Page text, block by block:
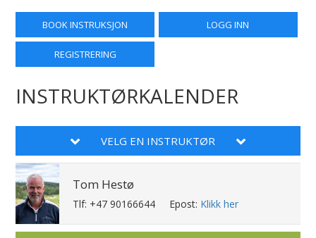
BOOK INSTRUKSJON LOGG INN
REGISTRERING
INSTRUKTØRKALENDER
VELG EN INSTRUKTØR
Tom Hestø
Tlf: +47 90166644 Epost: Klikk her